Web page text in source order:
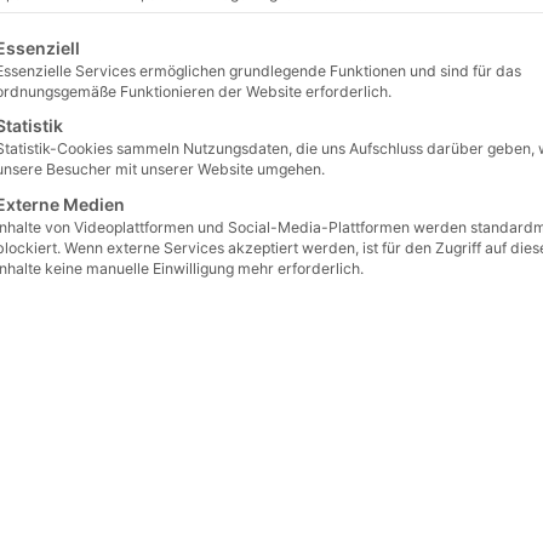
Decretum Gratiani, die Aberkennung
Schleierfreunde übersehen, dass der Schleier,
eine Liste der Service-Gruppen, für die eine Einwilligung erteilt
Services ermöglichen grundlegende Funktionen und sind für das
Funktionieren der Website erforderlich.
Cookies sammeln Nutzungsdaten, die uns Aufschluss darüber geben,
Besucher mit unserer Website umgehen.
Medien
von Videoplattformen und Social-Media-Plattformen werden
Wenn externe Services akzeptiert werden, ist für den Zugriff auf
keine manuelle Einwilligung mehr erforderlich.